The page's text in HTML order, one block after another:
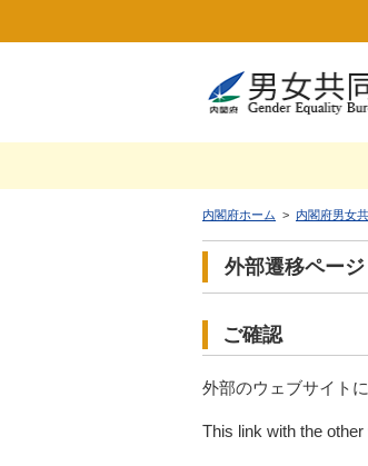
内閣府ホーム > 内閣府男女
外部遷移ページ
ご確認
外部のウェブサイト
This link with the